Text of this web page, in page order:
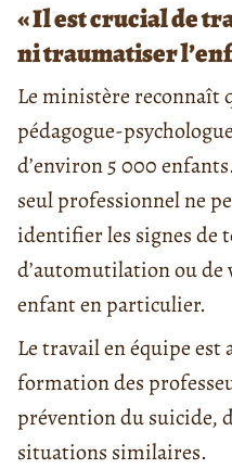
« Il est crucial de
ni traumatiser
Le ministère reconnaît
pédagogue-
d’environ 5 000
seul professionnel ne
identifier les signes de
d’automutilation ou de
enfant en particulier.
Le travail en équipe
formation des
prévention du suicide,
situations similaires.